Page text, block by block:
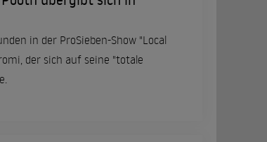
in der ProSieben-Show "Local